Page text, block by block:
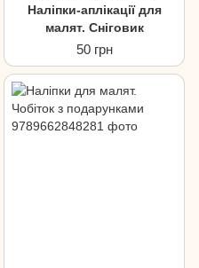
Наліпки-аплікації для
малят. Сніговик
50 грн